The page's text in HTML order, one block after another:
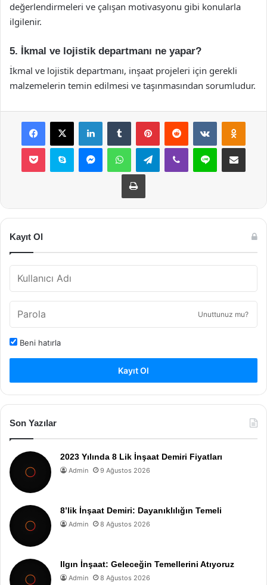
değerlendirmeleri ve çalışan motivasyonu gibi konularla
ilgilenir.
5. İkmal ve lojistik departmanı ne yapar?
İkmal ve lojistik departmanı, inşaat projeleri için gerekli
malzemelerin temin edilmesi ve taşınmasından sorumludur.
Facebook
X LinkedInTumblr PinterestReddit VKontakte
Pocket Skype MessengerWhatsAppTelegramViber Line E-Posta ile
Yazdır
Kayıt Ol
Unuttunuz mu?
Beni hatırla
Kayıt Ol
Son Yazılar
2023 Yılında 8 Lik İnşaat Demiri Fiyatları
Admin 9 Ağustos 2026
8’lik İnşaat Demiri: Dayanıklılığın Temeli
Admin 8 Ağustos 2026
Ilgın İnşaat: Geleceğin Temellerini Atıyoruz
Admin 8 Ağustos 2026